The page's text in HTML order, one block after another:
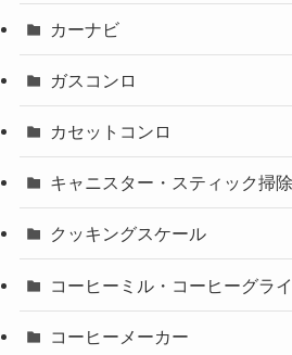
カーナビ
ガスコンロ
カセットコンロ
キャニスター・スティック掃
クッキングスケール
コーヒーミル・コーヒーグラ
コーヒーメーカー